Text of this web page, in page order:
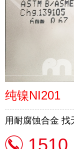
纯镍NI201
用耐腐蚀合金 找
1510